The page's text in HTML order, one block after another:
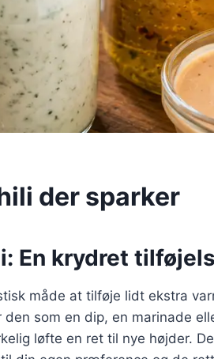
der sparker
En krydret
måde at tilføje lidt ekstra
som en dip, en marinade
løfte en ret til nye højder.